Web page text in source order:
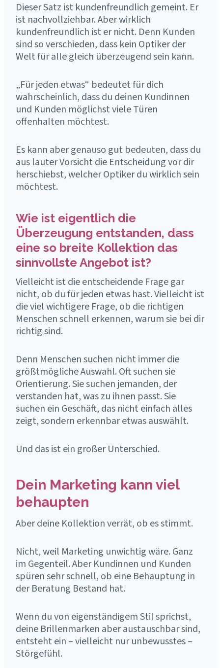
Dieser Satz ist kundenfreundlich gemeint. Er
ist nachvollziehbar. Aber wirklich
kundenfreundlich ist er nicht. Denn Kunden
sind so verschieden, dass kein Optiker der
Welt für alle gleich überzeugend sein kann.
„Für jeden etwas“ bedeutet für dich
wahrscheinlich, dass du deinen Kundinnen
und Kunden möglichst viele Türen
offenhalten möchtest.
Es kann aber genauso gut bedeuten, dass du
aus lauter Vorsicht die Entscheidung vor dir
herschiebst, welcher Optiker du wirklich sein
möchtest.
Wie ist eigentlich die
Überzeugung entstanden, dass
eine so breite Kollektion das
sinnvollste Angebot ist?
Vielleicht ist die entscheidende Frage gar
nicht, ob du für jeden etwas hast. Vielleicht ist
die viel wichtigere Frage, ob die richtigen
Menschen schnell erkennen, warum sie bei dir
richtig sind.
Denn Menschen suchen nicht immer die
größtmögliche Auswahl. Oft suchen sie
Orientierung. Sie suchen jemanden, der
verstanden hat, was zu ihnen passt. Sie
suchen ein Geschäft, das nicht einfach alles
zeigt, sondern erkennbar etwas auswählt.
Und das ist ein großer Unterschied.
Dein Marketing kann viel
behaupten
Aber deine Kollektion verrät, ob es stimmt.
Nicht, weil Marketing unwichtig wäre. Ganz
im Gegenteil. Aber Kundinnen und Kunden
spüren sehr schnell, ob eine Behauptung in
der Beratung Bestand hat.
Wenn du von eigenständigem Stil sprichst,
deine Brillenmarken aber austauschbar sind,
entsteht ein – vielleicht nur unbewusstes –
Störgefühl.